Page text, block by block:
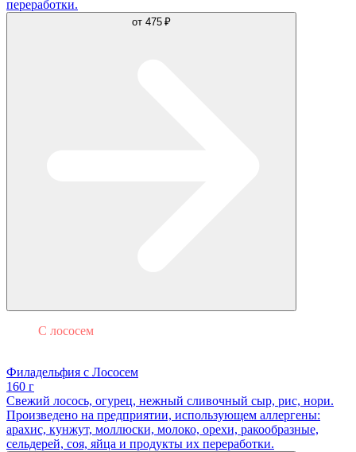
переработки.
от 475 ₽
С лососем
Филадельфия с Лососем
160 г
Свежий лосось, огурец, нежный сливочный сыр, рис, нори.
Произведено на предприятии, использующем аллергены:
арахис, кунжут, моллюски, молоко, орехи, ракообразные,
сельдерей, соя, яйца и продукты их переработки.